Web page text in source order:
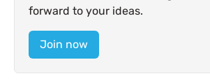
forward to your ideas.
Join now